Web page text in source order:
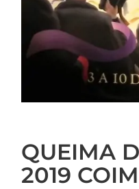
QUEIMA
2019